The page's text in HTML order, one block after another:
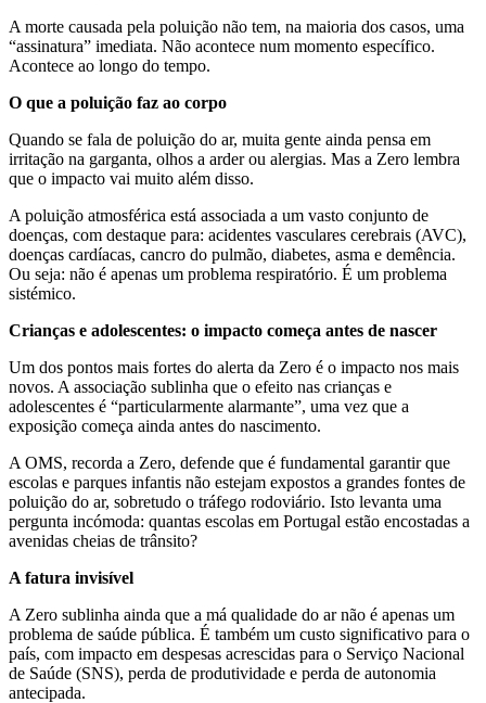
A morte causada pela poluição não tem, na maioria dos casos, uma
“assinatura” imediata. Não acontece num momento específico.
Acontece ao longo do tempo.
O que a poluição faz ao corpo
Quando se fala de poluição do ar, muita gente ainda pensa em
irritação na garganta, olhos a arder ou alergias. Mas a Zero lembra
que o impacto vai muito além disso.
A poluição atmosférica está associada a um vasto conjunto de
doenças, com destaque para: acidentes vasculares cerebrais (AVC),
doenças cardíacas, cancro do pulmão, diabetes, asma e demência.
Ou seja: não é apenas um problema respiratório. É um problema
sistémico.
Crianças e adolescentes: o impacto começa antes de nascer
Um dos pontos mais fortes do alerta da Zero é o impacto nos mais
novos. A associação sublinha que o efeito nas crianças e
adolescentes é “particularmente alarmante”, uma vez que a
exposição começa ainda antes do nascimento.
A OMS, recorda a Zero, defende que é fundamental garantir que
escolas e parques infantis não estejam expostos a grandes fontes de
poluição do ar, sobretudo o tráfego rodoviário. Isto levanta uma
pergunta incómoda: quantas escolas em Portugal estão encostadas a
avenidas cheias de trânsito?
A fatura invisível
A Zero sublinha ainda que a má qualidade do ar não é apenas um
problema de saúde pública. É também um custo significativo para o
país, com impacto em despesas acrescidas para o Serviço Nacional
de Saúde (SNS), perda de produtividade e perda de autonomia
antecipada.